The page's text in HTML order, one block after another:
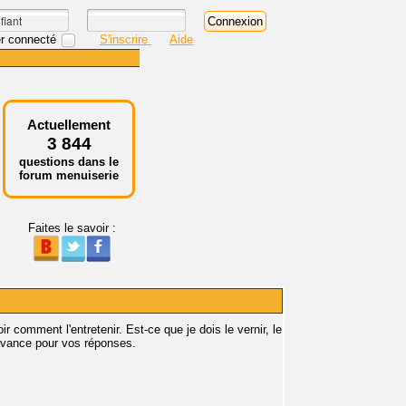
connecté S'inscrire Aide
Actuellement
3 844
questions dans le
forum menuiserie
Faites le savoir :
comment l'entretenir. Est-ce que je dois le vernir, le
pour vos réponses.